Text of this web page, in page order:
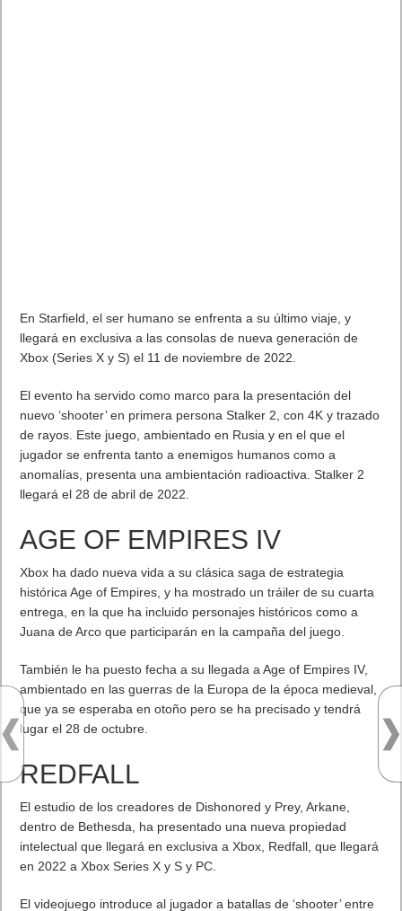
En Starfield, el ser humano se enfrenta a su último viaje, y
llegará en exclusiva a las consolas de nueva generación de
Xbox (Series X y S) el 11 de noviembre de 2022.
El evento ha servido como marco para la presentación del
nuevo ‘shooter’ en primera persona Stalker 2, con 4K y trazado
de rayos. Este juego, ambientado en Rusia y en el que el
jugador se enfrenta tanto a enemigos humanos como a
anomalías, presenta una ambientación radioactiva. Stalker 2
llegará el 28 de abril de 2022.
AGE OF EMPIRES IV
Xbox ha dado nueva vida a su clásica saga de estrategia
histórica Age of Empires, y ha mostrado un tráiler de su cuarta
entrega, en la que ha incluido personajes históricos como a
Juana de Arco que participarán en la campaña del juego.
También le ha puesto fecha a su llegada a Age of Empires IV,
ambientado en las guerras de la Europa de la época medieval,
que ya se esperaba en otoño pero se ha precisado y tendrá
lugar el 28 de octubre.
REDFALL
El estudio de los creadores de Dishonored y Prey, Arkane,
dentro de Bethesda, ha presentado una nueva propiedad
intelectual que llegará en exclusiva a Xbox, Redfall, que llegará
en 2022 a Xbox Series X y S y PC.
El videojuego introduce al jugador a batallas de ‘shooter’ entre